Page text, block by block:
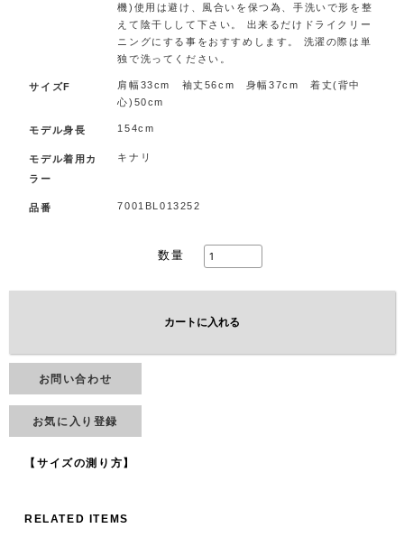
機)使用は避け、風合いを保つ為、手洗いで形を整
えて陰干しして下さい。 出来るだけドライクリー
ニングにする事をおすすめします。 洗濯の際は単
独で洗ってください。
サイズF
肩幅33cm 袖丈56cm 身幅37cm 着丈(背中
心)50cm
モデル身長 154cm
モデル着用カ
ラー
キナリ
品番 7001BL013252
数量
カートに入れる
お問い合わせ
お気に入り登録
【サイズの測り方】
RELATED ITEMS